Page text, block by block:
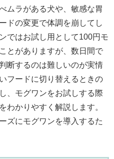
ムラがある犬や、敏感な胃
ドの変更で体調を崩してし
ではお試し用として100円モ
とがありますが、数日間で
断するのは難しいのが実情
フードに切り替えるときの
、モグワンをお試しする際
わかりやすく解説します。
ズにモグワンを導入するた